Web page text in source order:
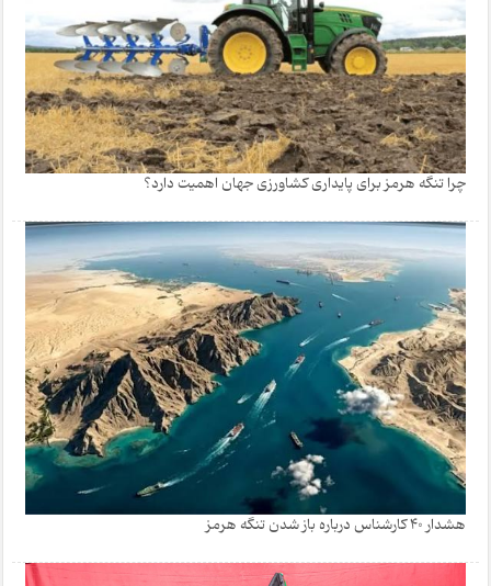
چرا تنگه هرمز برای پایداری کشاورزی جهان اهمیت دارد؟
هشدار 40 کارشناس درباره باز شدن تنگه هرمز